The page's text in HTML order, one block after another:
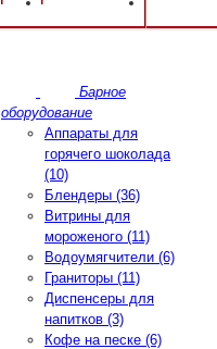
Барное
оборудование
Аппараты для
горячего шоколада
(10)
Блендеры (36)
Витрины для
мороженого (11)
Водоумягчители (6)
Граниторы (11)
Диспенсеры для
напитков (3)
Кофе на песке (6)